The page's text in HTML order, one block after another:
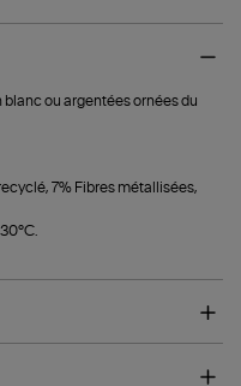
blanc ou argentées ornées du
7% Fibres métallisées,